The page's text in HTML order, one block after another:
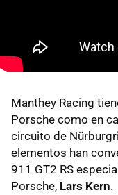
Manthey Racing
Porsche como en
circuito de
elementos han
911 GT2 RS
Porsche, Lars Kern.